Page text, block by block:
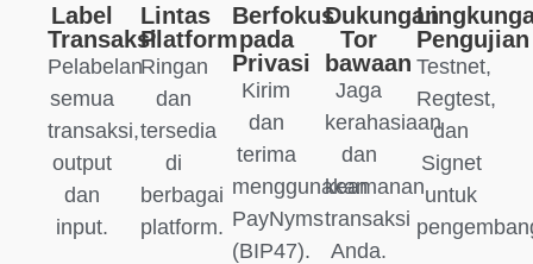
Label
Transaksi
Pelabelan
semua
transaksi,
output
dan
input.
Lintas
Platform
Ringan
dan
tersedia
di
berbagai
platform.
Berfokus
pada
Privasi
Kirim
dan
terima
menggunakan
PayNyms
(BIP47).
Dukungan
Tor
bawaan
Jaga
kerahasiaan
dan
keamanan
transaksi
Anda.
Pengujian
Testnet,
Regtest,
dan
Signet
untuk